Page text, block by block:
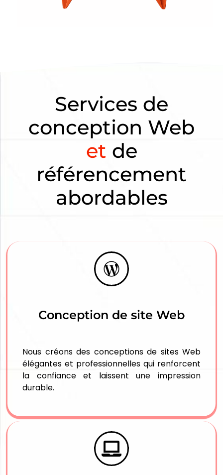
Services de
conception Web
et de
référencement
abordables
Conception de site Web
Nous créons des conceptions de sites Web
élégantes et professionnelles qui renforcent
la confiance et laissent une impression
durable.